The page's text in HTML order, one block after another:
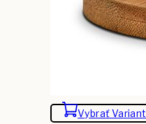
Vybrať Variant